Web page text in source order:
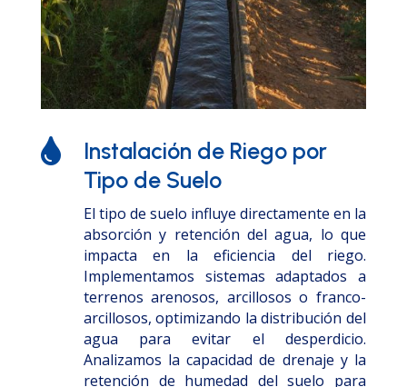

Instalación de Riego por
Tipo de Suelo
El tipo de suelo influye directamente en la
absorción y retención del agua, lo que
impacta en la eficiencia del riego.
Implementamos sistemas adaptados a
terrenos arenosos, arcillosos o franco-
arcillosos, optimizando la distribución del
agua para evitar el desperdicio.
Analizamos la capacidad de drenaje y la
retención de humedad del suelo para